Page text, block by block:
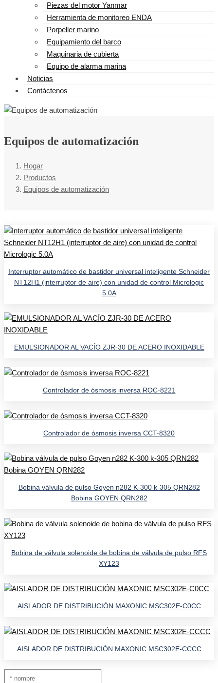
Piezas del motor Yanmar
Herramienta de monitoreo ENDA
Porpeller marino
Equipamiento del barco
Maquinaria de cubierta
Equipo de alarma marina
Noticias
Contáctenos
Equipos de automatización
Hogar
Productos
Equipos de automatización
Interruptor automático de bastidor universal inteligente Schneider
NT12H1 (interruptor de aire) con unidad de control Micrologic
5.0A
EMULSIONADOR AL VACÍO ZJR-30 DE ACERO INOXIDABLE
Controlador de ósmosis inversa ROC-8221
Controlador de ósmosis inversa CCT-8320
Bobina válvula de pulso Goyen n282 K-300 k-305 QRN282
Bobina GOYEN QRN282
Bobina de válvula solenoide de bobina de válvula de pulso RFS
XY123
AISLADOR DE DISTRIBUCIÓN MAXONIC MSC302E-C0CC
AISLADOR DE DISTRIBUCIÓN MAXONIC MSC302E-CCCC